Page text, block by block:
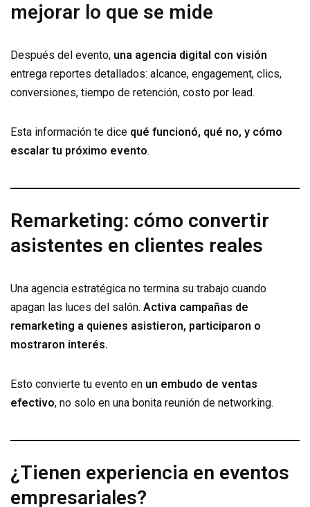
mejorar lo que se mide
Después del evento, una agencia digital con visión
entrega reportes detallados: alcance, engagement, clics,
conversiones, tiempo de retención, costo por lead.
Esta información te dice qué funcionó, qué no, y cómo
escalar tu próximo evento.
Remarketing: cómo convertir
asistentes en clientes reales
Una agencia estratégica no termina su trabajo cuando
apagan las luces del salón. Activa campañas de
remarketing a quienes asistieron, participaron o
mostraron interés.
Esto convierte tu evento en un embudo de ventas
efectivo, no solo en una bonita reunión de networking.
¿Tienen experiencia en eventos
empresariales?